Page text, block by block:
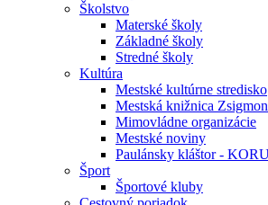
Školstvo
Materské školy
Základné školy
Stredné školy
Kultúra
Mestské kultúrne stredisko
Mestská knižnica
Mimovládne organizácie
Mestské noviny
Paulánsky kláštor -
Šport
Športové kluby